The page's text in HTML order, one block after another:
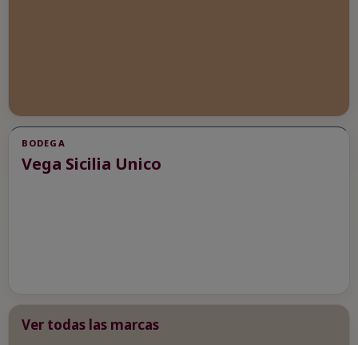
BODEGA
Vega Sicilia Unico
Ver todas las marcas